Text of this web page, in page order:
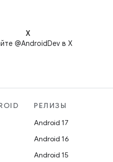
X
@AndroidDev в X
РЕЛИЗЫ
Android 17
Android 16
Android 15